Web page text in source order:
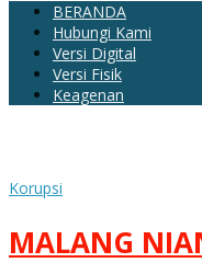
BERANDA
Hubungi Kami
Versi Digital
Versi Fisik
Keagenan
Korupsi
MALANG